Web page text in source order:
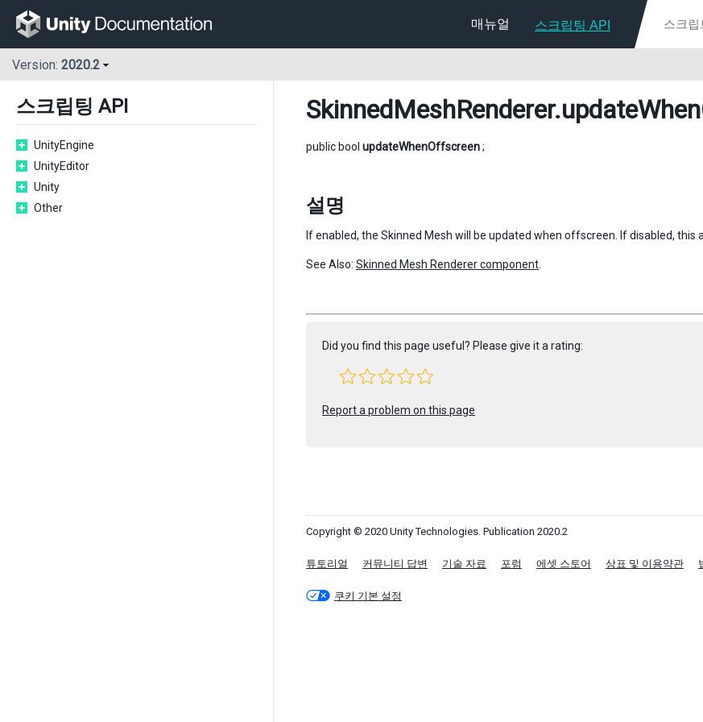
매뉴얼 스크립팅 API
Version: 2020.2
스크립팅 API
UnityEngine
UnityEditor
Unity
Other
SkinnedMeshRenderer
public bool updateWhenOffscreen;
설명
If enabled, the Skinned Mesh will be updated when offscreen. If disabled, this
See Also: Skinned Mesh Renderer component
Did you find this page useful? Please give it a rating:
Report a problem on this page
Copyright © 2020 Unity Technologies. Publication 2020.2
튜토리얼 커뮤니티 답변 기술 자료 포럼 에셋 스토어 상표 및 이용약관
쿠키 기본 설정